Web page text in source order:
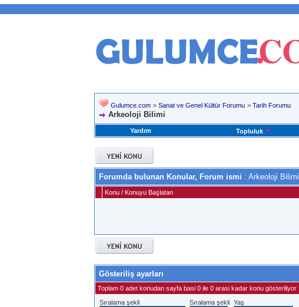
Gulumce.com > Sanat ve Genel Kültür Forumu > Tarih Forumu
Arkeoloji Bilimi
Yardım Topluluk
Forumda bulunan Konular, Forum ismi : Arkeoloji Bilimi
Konu / Konuyu Başlatan
Gösteriliş ayarları
Toplam 0 adet konudan sayfa basi 0 ile 0 arasi kadar konu gösteriliyor
Sıralama şekli
Sıralama şekli Yaş